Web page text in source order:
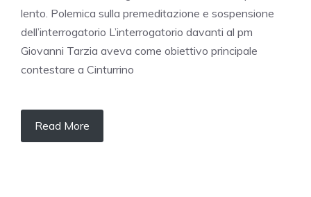
lento. Polemica sulla premeditazione e sospensione
dell’interrogatorio L’interrogatorio davanti al pm
Giovanni Tarzia aveva come obiettivo principale
contestare a Cinturrino
Read More